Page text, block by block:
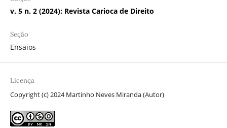
v. 5 n. 2 (2024): Revista Carioca de Direito
Seção
Ensaios
Licença
Copyright (c) 2024 Martinho Neves Miranda (Autor)